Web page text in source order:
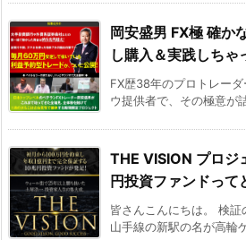
岡安盛男 FX極 確か
し購入＆実践しちゃ
FX歴38年のプロトレー
ウ提供者で、その極意が
THE VISION プロジ
円投資ファンドって
皆さんこんにちは。 検証
山手線の新駅の名が高輪